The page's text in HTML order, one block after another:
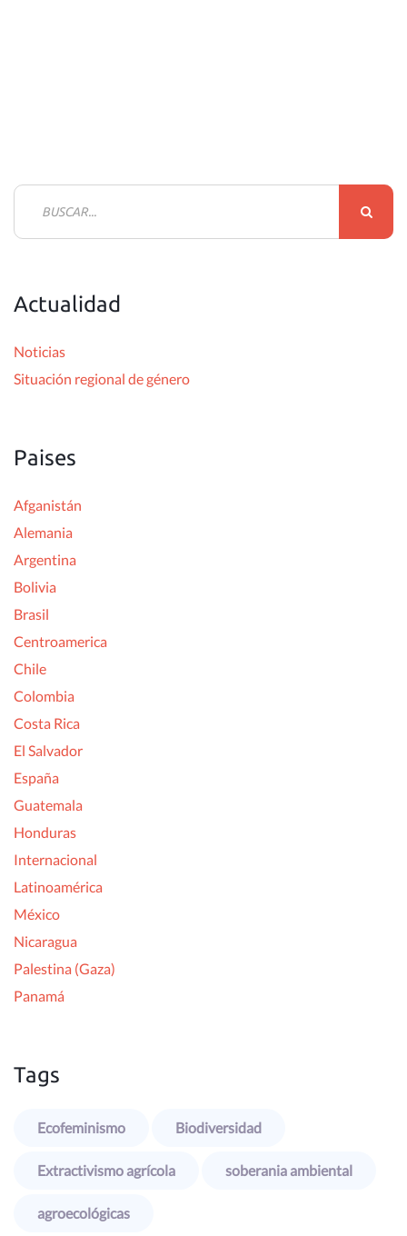
B
a
:
Actualidad
Noticias
Situación regional de género
Paises
Afganistán
Alemania
Argentina
Bolivia
Brasil
Centroamerica
Chile
Colombia
Costa Rica
El Salvador
España
Guatemala
Honduras
Internacional
Latinoamérica
México
Nicaragua
Palestina (Gaza)
Panamá
Tags
Ecofeminismo Biodiversidad
Extractivismo agrícola soberania ambiental
agroecológicas